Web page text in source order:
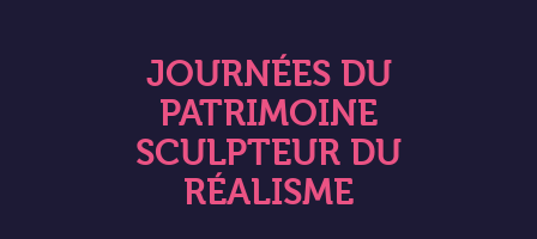
JOURNÉES DU
PATRIMOINE
SCULPTEUR DU
RÉALISME